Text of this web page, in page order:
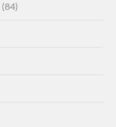
(84)